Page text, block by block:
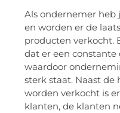
Als ondernemer heb
en worden er de
producten verkocht.
dat er een
waardoor
sterk staat. Naast
worden verkocht is
klanten, de klanten